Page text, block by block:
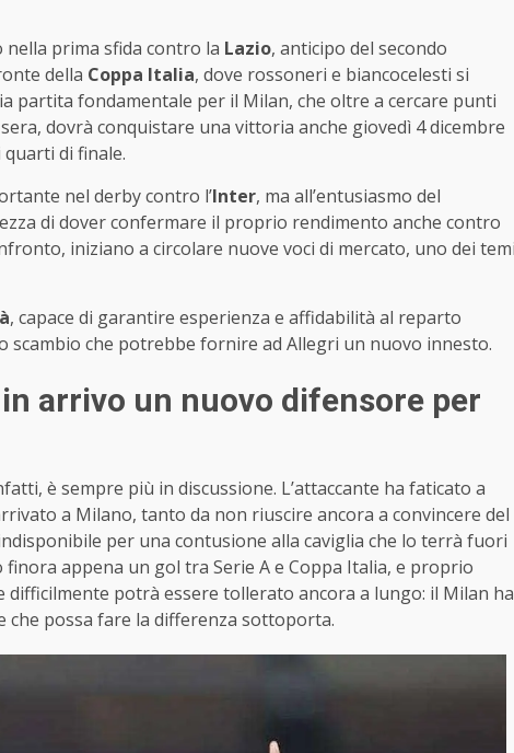
nella prima sfida contro la Lazio, anticipo del secondo
della Coppa Italia, dove rossoneri e biancocelesti si
partita fondamentale per il Milan, che oltre a cercare punti
dovrà conquistare una vittoria anche giovedì 4 dicembre
di finale.
nel derby contro l’Inter, ma all’entusiasmo del
di dover confermare il proprio rendimento anche contro
iniziano a circolare nuove voci di mercato, uno dei
, capace di garantire esperienza e affidabilità al reparto
scambio che potrebbe fornire ad Allegri un nuovo innesto.
arrivo un nuovo difensore per
è sempre più in discussione. L’attaccante ha faticato a
a Milano, tanto da non riuscire ancora a convincere del
per una contusione alla caviglia che lo terrà fuori
appena un gol tra Serie A e Coppa Italia, e proprio
difficilmente potrà essere tollerato ancora a lungo: il Milan ha
possa fare la differenza sottoporta.